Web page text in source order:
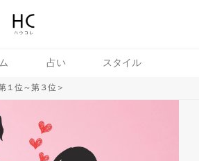
占い スタイル
１位～第３位＞